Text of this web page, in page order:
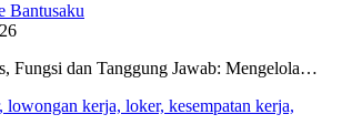
Bantusaku
Fungsi dan Tanggung Jawab: Mengelola…